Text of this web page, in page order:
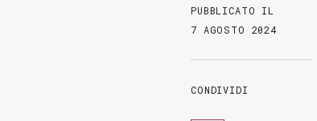
PUBBLICATO IL
7 AGOSTO 2024
CONDIVIDI